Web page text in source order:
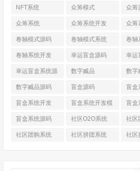
NFT系统 众筹模式 众筹
众筹系统 众筹系统开发 众筹
卷轴模式源码 卷轴模式系统 卷轴
卷轴系统开发 幸运盲盒源码 幸运
幸运盲盒系统源
码
数字臧品 数字
数字臧品源码 盲盒源码 盲盒
盲盒系统开发
盲盒系统开发模
式
盲盒
盲盒系统源码 社区O2O系统 社区
社区团购系统 社区拼团系统
社区